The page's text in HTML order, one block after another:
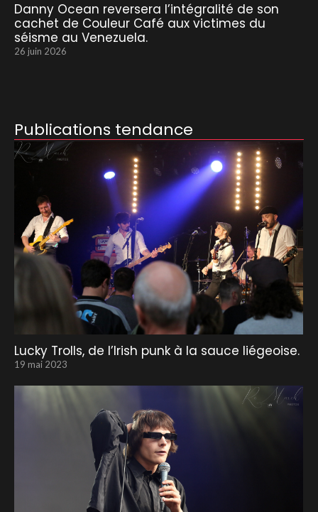
Danny Ocean reversera l’intégralité de son
cachet de Couleur Café aux victimes du
séisme au Venezuela.
26 juin 2026
Publications tendance
Lucky Trolls, de l’Irish punk à la sauce liégeoise.
19 mai 2023